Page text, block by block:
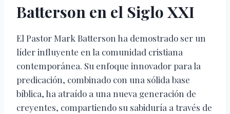
Batterson en el Siglo XXI
El Pastor Mark Batterson ha demostrado ser un
líder influyente en la comunidad cristiana
contemporánea. Su enfoque innovador para la
predicación, combinado con una sólida base
bíblica, ha atraído a una nueva generación de
creyentes, compartiendo su sabiduría a través de